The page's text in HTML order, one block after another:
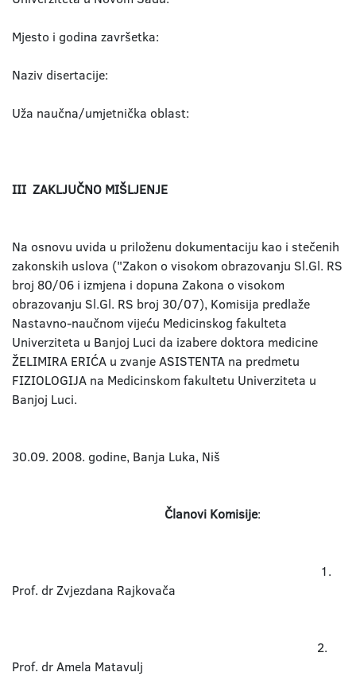
Mjesto i godina završetka:
Naziv disertacije:
Uža naučna/umjetnička oblast:
III ZAKLJUČNO MIŠLJENJE
Na osnovu uvida u priloženu dokumentaciju kao i stečenih
zakonskih uslova ("Zakon o visokom obrazovanju Sl.Gl. RS
broj 80/06 i izmjena i dopuna Zakona o visokom
obrazovanju Sl.Gl. RS broj 30/07), Komisija predlaže
Nastavno-naučnom vijeću Medicinskog fakulteta
Univerziteta u Banjoj Luci da izabere doktora medicine
ŽELIMIRA ERIĆA u zvanje ASISTENTA na predmetu
FIZIOLOGIJA na Medicinskom fakultetu Univerziteta u
Banjoj Luci.
30.09. 2008. godine, Banja Luka, Niš
Članovi Komisije:
1.
Prof. dr Zvjezdana Rajkovača
2.
Prof. dr Amela Matavulj